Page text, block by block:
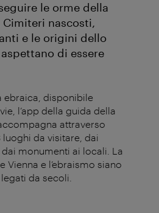
le orme della
Cimiteri nascosti,
e le origini dello
di essere
ebraica, disponibile
l’app della guida della
attraverso
luoghi da visitare, dai
monumenti ai locali. La
Vienna e l’ebraismo siano
da secoli.